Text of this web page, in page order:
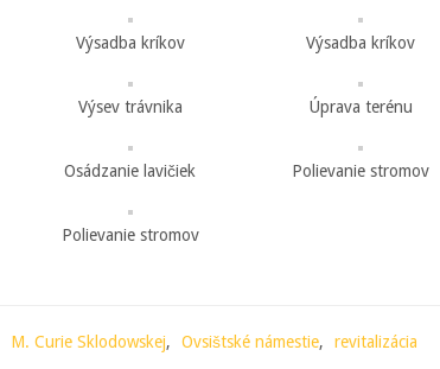
Výsadba kríkov Výsadba kríkov
Výsev trávnika Úprava terénu
Osádzanie lavičiek Polievanie stromov
Polievanie stromov
M. Curie Sklodowskej, Ovsištské námestie, revitalizácia